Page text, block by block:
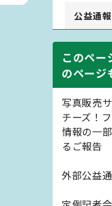
公益通報
このペー
のページ
写真販売
チーズ！
情報の一
るご報告
外部公益